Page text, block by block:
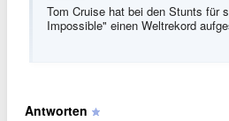
Tom Cruise hat bei den Stunts für
Impossible" einen Weltrekord
Antworten